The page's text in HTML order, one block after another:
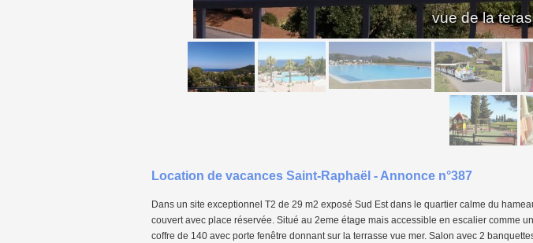
vue de la
Location de vacances Saint-Raphaël - Annonce n°387
Dans un site exceptionnel T2 de 29 m2 exposé Sud Est dans le quartier calme du
couvert avec place réservée. Situé au 2eme étage mais accessible en escalier comme
coffre de 140 avec porte fenêtre donnant sur la terrasse vue mer. Salon avec 2